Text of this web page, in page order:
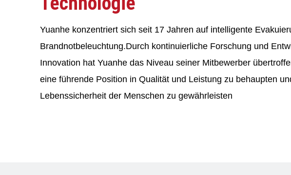
Yuanhe konzentriert sich seit 17 Jahren auf intelligente
Brandnotbeleuchtung.Durch kontinuierliche Forschung und
Innovation hat Yuanhe das Niveau seiner Mitbewerber
eine führende Position in Qualität und Leistung zu behaupten
Lebenssicherheit der Menschen zu gewährleisten